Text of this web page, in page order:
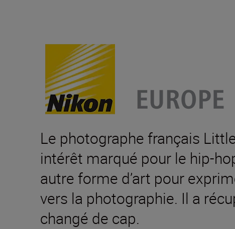
Le photographe français
intérêt marqué pour le hip-
autre forme d’art pour
vers la photographie. Il a
changé de cap.